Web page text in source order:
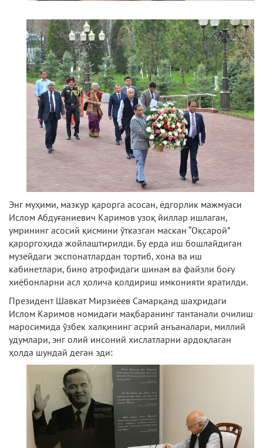
Энг муҳими, мазкур қарорга асосан, ёдгорлик мажмуаси
Ислом Абдуғаниевич Каримов узоқ йиллар ишлаган,
умрининг асосий қисмини ўтказган маскан “Оқсарой”
қароргоҳида жойлаштирилди. Бу ерда иш бошлайдиган
музейдаги экспонатлардан тортиб, хона ва иш
кабинетлари, бино атрофидаги шинам ва файзли боғу
хиёбонларни асл ҳолича қолдириш имконияти яратилди.
Президент Шавкат Мирзиёев Самарқанд шаҳридаги
Ислом Каримов номидаги мақбаранинг тантанали очилиш
маросимида ўзбек халқининг асрий анъаналари, миллий
удумлари, энг олий инсоний хислатларни ардоқлаган
ҳолда шундай деган эди: